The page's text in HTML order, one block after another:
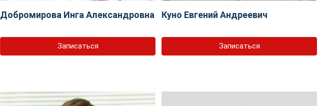
Добромирова Инга Александровна
Записаться
Куно Евгений Андреевич
Записаться